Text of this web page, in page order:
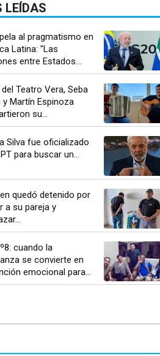
LEÍDAS
al pragmatismo en
Latina: "Las
entre Estados...
Teatro Vera, Seba
y Martín Espinoza
su...
Silva fue oficializado
para buscar un...
quedó detenido por
a su pareja y
cuando la
se convierte en
emocional para...